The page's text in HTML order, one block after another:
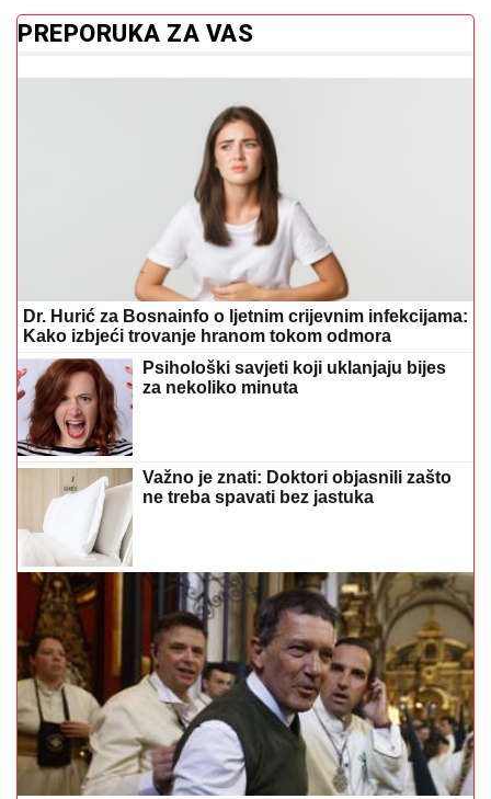
PREPORUKA ZA VAS
Dr. Hurić za Bosnainfo o ljetnim crijevnim infekcijama:
Kako izbjeći trovanje hranom tokom odmora
Psihološki savjeti koji uklanjaju bijes
za nekoliko minuta
Važno je znati: Doktori objasnili zašto
ne treba spavati bez jastuka